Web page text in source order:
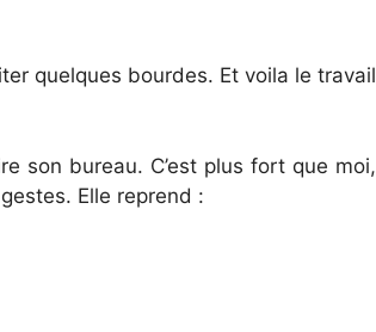
quelques bourdes. Et voila le travail
son bureau. C’est plus fort que moi,
Elle reprend :